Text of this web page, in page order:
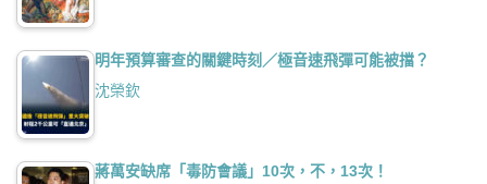
明年預算審查的關鍵時刻／極音速飛彈可能被擋？
沈榮欽
蔣萬安缺席「毒防會議」10次，不，13次！